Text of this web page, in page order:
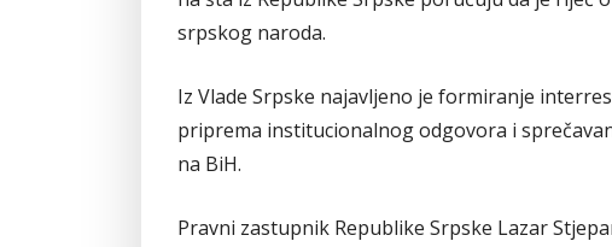
srpskog naroda.
Iz Vlade Srpske najavljeno je formiranje
priprema institucionalnog odgovora i
na BiH.
Pravni zastupnik Republike Srpske Lazar